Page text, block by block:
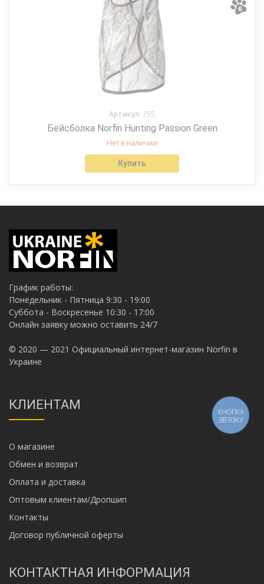
Артикул: 755
Бейсболка Norfin Hunting Passion Green
Нет в наличии
Купить
График работы:
Понедельник - Пятница 9:30 - 19:00
Суббота - Воскресенье 10:30 - 17:00
Онлайн заявку можно оставить 24/7
© 2020 — 2021 Официальный интернет-магазин Norfin в
Украине
КЛИЕНТАМ
О магазине
Обмен и возврат
Оплата и доставка
Оптовым клиентам/Дропшип
Контакты
Договор публичной оферты
КОНТАКТНАЯ ИНФОРМАЦИЯ
КНОПКА
ЗВ'ЯЗКУ